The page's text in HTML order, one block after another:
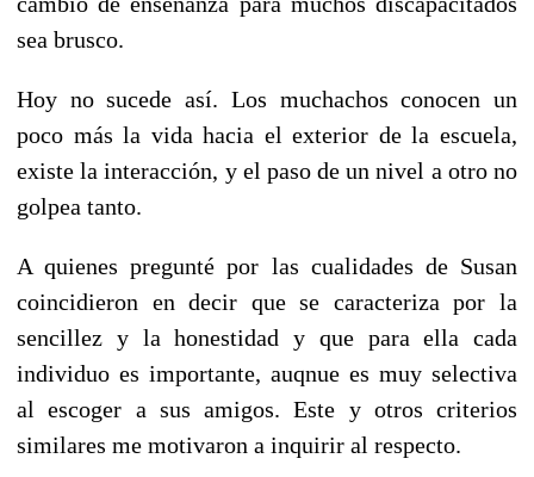
sea brusco.
Hoy no sucede así. Los muchachos conocen un
poco más la vida hacia el exterior de la escuela,
existe la interacción, y el paso de un nivel a otro no
golpea tanto.
A quienes pregunté por las cualidades de Susan
coincidieron en decir que se caracteriza por la
sencillez y la honestidad y que para ella cada
individuo es importante, auqnue es muy selectiva
al escoger a sus amigos. Este y otros criterios
similares me motivaron a inquirir al respecto.